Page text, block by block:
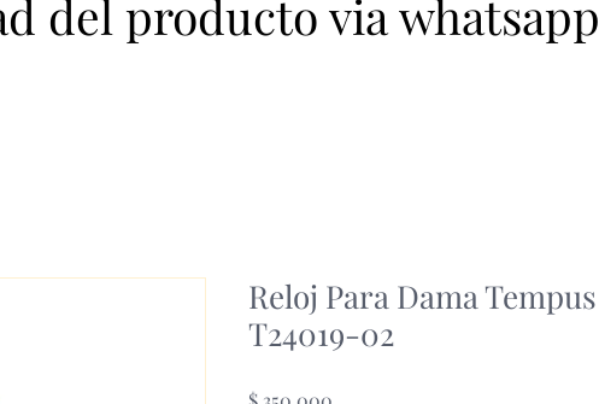
del producto via whatsapp
Reloj Para Dama Tempus
T24019-02